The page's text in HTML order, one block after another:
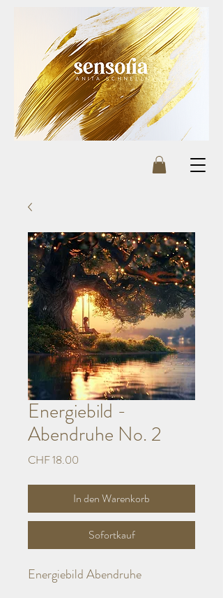
Energiebild -
Abendruhe No. 2
CHF 18.00
In den Warenkorb
Sofortkauf
Energiebild Abendruhe